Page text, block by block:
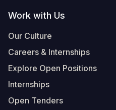
Work with Us
Our Culture
Careers & Internships
Explore Open Positions
Internships
Open Tenders